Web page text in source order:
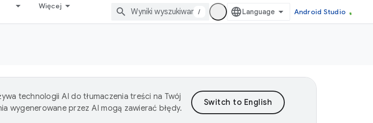
Więcej
/ Android Studio
technologii AI do tłumaczenia treści na Twój
wygenerowane przez AI mogą zawierać błędy.